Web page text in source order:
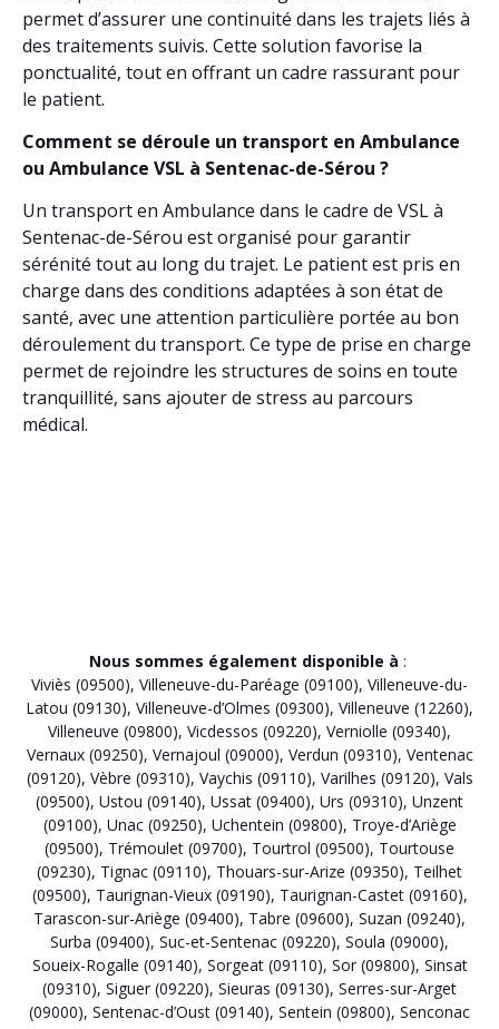
permet d’assurer une continuité dans les trajets liés à
des traitements suivis. Cette solution favorise la
ponctualité, tout en offrant un cadre rassurant pour
le patient.
Comment se déroule un transport en Ambulance
ou Ambulance VSL à Sentenac-de-Sérou ?
Un transport en Ambulance dans le cadre de VSL à
Sentenac-de-Sérou est organisé pour garantir
sérénité tout au long du trajet. Le patient est pris en
charge dans des conditions adaptées à son état de
santé, avec une attention particulière portée au bon
déroulement du transport. Ce type de prise en charge
permet de rejoindre les structures de soins en toute
tranquillité, sans ajouter de stress au parcours
médical.
Nous sommes également disponible à :
Viviès (09500), Villeneuve-du-Paréage (09100), Villeneuve-du-
Latou (09130), Villeneuve-d’Olmes (09300), Villeneuve (12260),
Villeneuve (09800), Vicdessos (09220), Verniolle (09340),
Vernaux (09250), Vernajoul (09000), Verdun (09310), Ventenac
(09120), Vèbre (09310), Vaychis (09110), Varilhes (09120), Vals
(09500), Ustou (09140), Ussat (09400), Urs (09310), Unzent
(09100), Unac (09250), Uchentein (09800), Troye-d’Ariège
(09500), Trémoulet (09700), Tourtrol (09500), Tourtouse
(09230), Tignac (09110), Thouars-sur-Arize (09350), Teilhet
(09500), Taurignan-Vieux (09190), Taurignan-Castet (09160),
Tarascon-sur-Ariège (09400), Tabre (09600), Suzan (09240),
Surba (09400), Suc-et-Sentenac (09220), Soula (09000),
Soueix-Rogalle (09140), Sorgeat (09110), Sor (09800), Sinsat
(09310), Siguer (09220), Sieuras (09130), Serres-sur-Arget
(09000), Sentenac-d’Oust (09140), Sentein (09800), Senconac